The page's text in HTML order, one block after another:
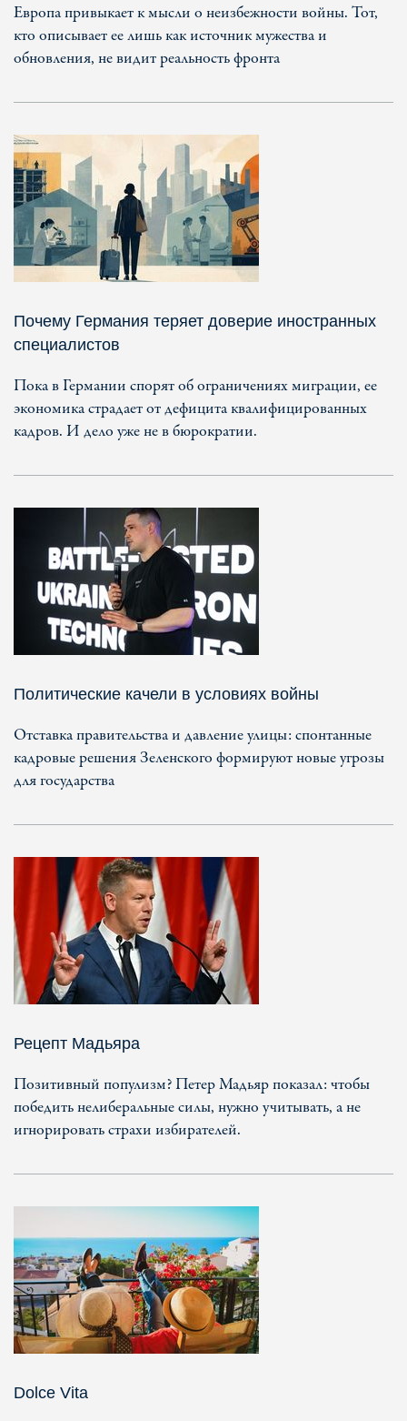
Европа привыкает к мысли о неизбежности войны. Тот,
кто описывает ее лишь как источник мужества и
обновления, не видит реальность фронта
Почему Германия теряет доверие иностранных
специалистов
Пока в Германии спорят об ограничениях миграции, ее
экономика страдает от дефицита квалифицированных
кадров. И дело уже не в бюрократии.
Политические качели в условиях войны
Отставка правительства и давление улицы: спонтанные
кадровые решения Зеленского формируют новые угрозы
для государства
Рецепт Мадьяра
Позитивный популизм? Петер Мадьяр показал: чтобы
победить нелиберальные силы, нужно учитывать, а не
игнорировать страхи избирателей.
Dolce Vita